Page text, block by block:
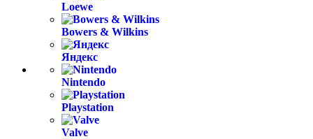
Loewe
Bowers & Wilkins
Яндекс
Nintendo
Playstation
Valve